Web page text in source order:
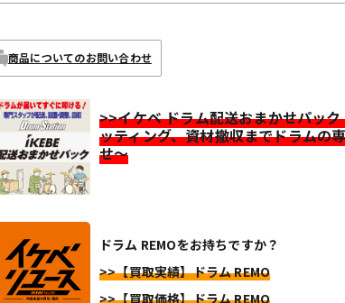
商品についてのお問い合わせ
>>イケベ ドラム配送おまかせパッ
ッティング、資材撤収までドラムの
せ～
ドラム REMOをお持ちですか？
>>【買取実績】ドラム REMO
>>【買取価格】ドラム REMO